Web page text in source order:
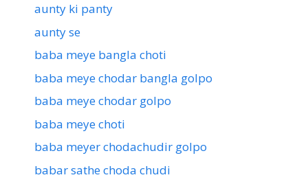
aunty ki panty
aunty se
baba meye bangla choti
baba meye chodar bangla golpo
baba meye chodar golpo
baba meye choti
baba meyer chodachudir golpo
babar sathe choda chudi